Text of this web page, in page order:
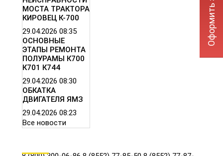
МОСТА ТРАКТОРА
КИРОВЕЦ К-700
29.04.2026 08:35
ОСНОВНЫЕ
ЭТАПЫ РЕМОНТА
ПОЛУРАМЫ К700
К701 К744
29.04.2026 08:30
ОБКАТКА
ДВИГАТЕЛЯ ЯМЗ
29.04.2026 08:23
Все новости